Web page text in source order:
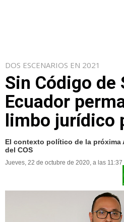
DOS ESCENARIOS EN 2021
Sin Código de
Ecuador
limbo jurídico
El contexto político de la próxima
del COS
Jueves, 22 de octubre de 2020, a las 11:37